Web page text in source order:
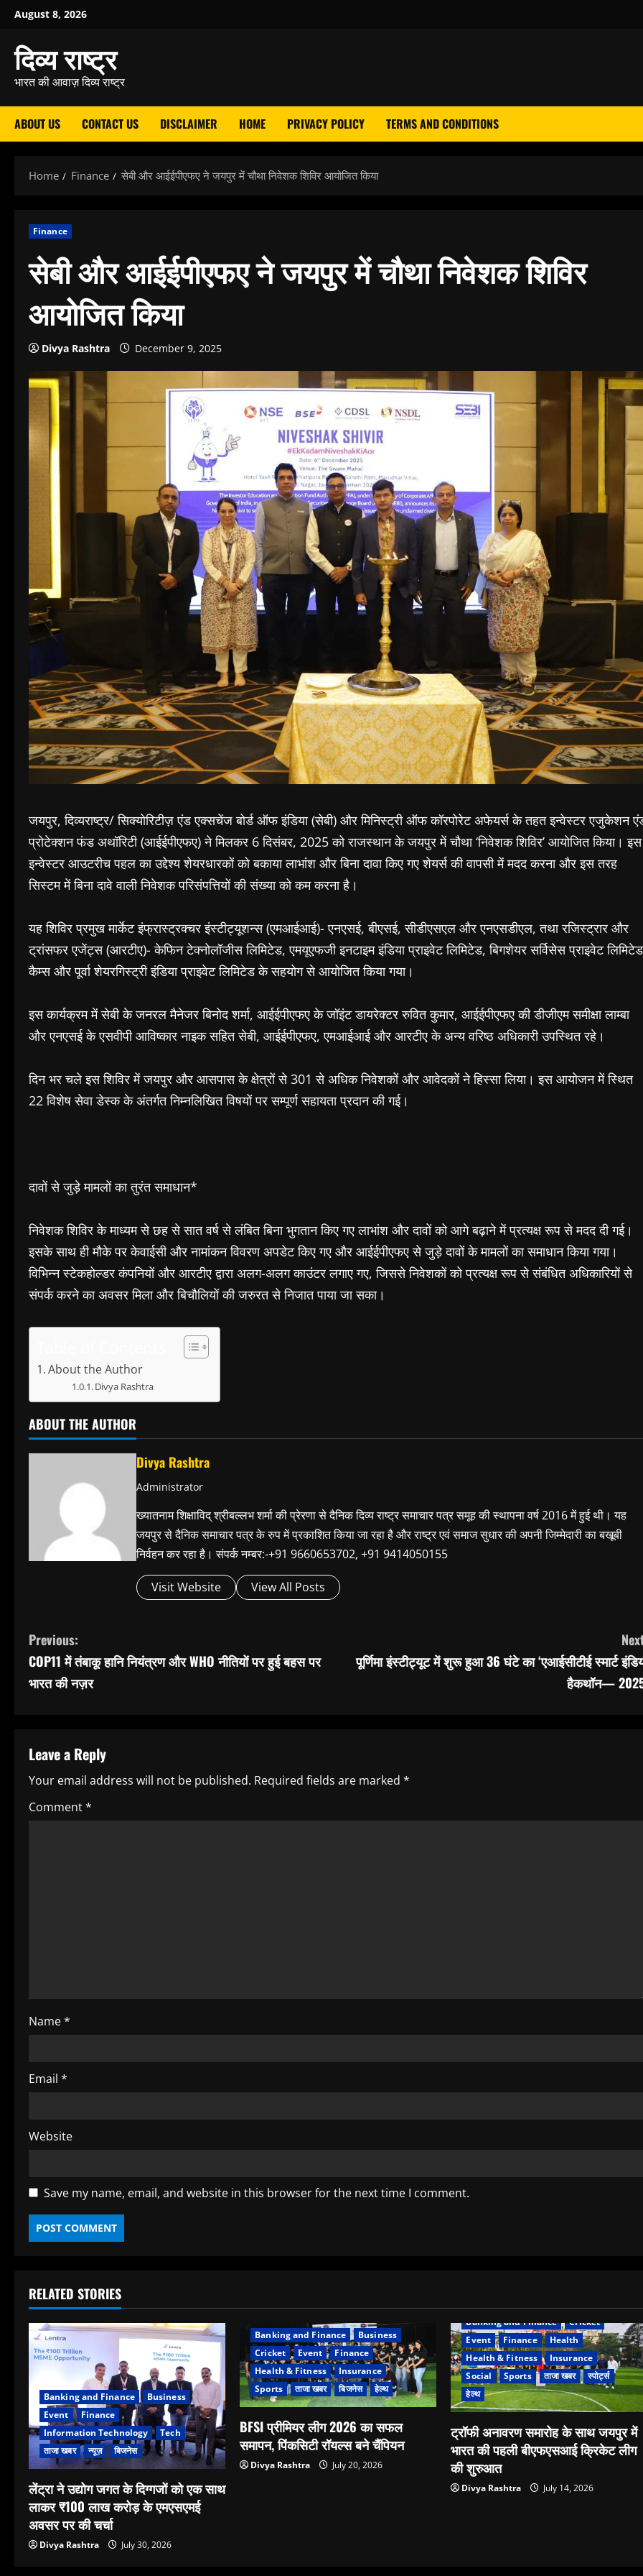
Skip
content
August 8, 2026
दिव्य राष्ट्र
भारत की आवाज़ दिव्य राष्ट्र
ABOUT US CONTACT US DISCLAIMER HOME PRIVACY POLICY TERMS AND CONDITIONS
Home Finance सेबी और आईईपीएफए ने जयपुर में चौथा निवेशक शिविर आयोजित किया
Finance
सेबी और आईईपीएफए ने जयपुर में चौथा निवेशक शिविर
आयोजित किया
Divya Rashtra December 9, 2025
जयपुर, दिव्यराष्ट्र/ सिक्योरिटीज़ एंड एक्सचेंज बोर्ड ऑफ इंडिया (सेबी) और मिनिस्ट्री ऑफ कॉरपोरेट अफेयर्स के तहत इन्वेस्टर एजुकेशन
प्रोटेक्शन फंड अथॉरिटी (आईईपीएफए) ने मिलकर 6 दिसंबर, 2025 को राजस्थान के जयपुर में चौथा ‘निवेशक शिविर’ आयोजित किया। इस
इन्वेस्टर आउटरीच पहल का उद्देश्य शेयरधारकों को बकाया लाभांश और बिना दावा किए गए शेयर्स की वापसी में मदद करना और इस तरह
सिस्टम में बिना दावे वाली निवेशक परिसंपत्तियों की संख्या को कम करना है।
यह शिविर प्रमुख मार्केट इंफ्रास्ट्रक्चर इंस्टीट्यूशन्स (एमआईआई)- एनएसई, बीएसई, सीडीएसएल और एनएसडीएल, तथा रजिस्ट्रार और
ट्रांसफर एजेंट्स (आरटीए)- केफिन टेक्नोलॉजीस लिमिटेड, एमयूएफजी इनटाइम इंडिया प्राइवेट लिमिटेड, बिगशेयर सर्विसेस प्राइवेट
कैम्स और पूर्वा शेयरगिस्ट्री इंडिया प्राइवेट लिमिटेड के सहयोग से आयोजित किया गया।
इस कार्यक्रम में सेबी के जनरल मैनेजर बिनोद शर्मा, आईईपीएफए के जॉइंट डायरेक्टर रुवित कुमार, आईईपीएफए की डीजीएम समीक्षा लाम्बा
और एनएसई के एसवीपी आविष्कार नाइक सहित सेबी, आईईपीएफए, एमआईआई और आरटीए के अन्य वरिष्ठ अधिकारी उपस्थित रहे।
दिन भर चले इस शिविर में जयपुर और आसपास के क्षेत्रों से 301 से अधिक निवेशकों और आवेदकों ने हिस्सा लिया। इस आयोजन में स्थित
22 विशेष सेवा डेस्क के अंतर्गत निम्नलिखित विषयों पर सम्पूर्ण सहायता प्रदान की गई।
दावों से जुड़े मामलों का तुरंत समाधान*
निवेशक शिविर के माध्यम से छह से सात वर्ष से लंबित बिना भुगतान किए गए लाभांश और दावों को आगे बढ़ाने में प्रत्यक्ष रूप से मदद दी गई।
इसके साथ ही मौके पर केवाईसी और नामांकन विवरण अपडेट किए गए और आईईपीएफए से जुड़े दावों के मामलों का समाधान किया गया।
विभिन्न स्टेकहोल्डर कंपनियों और आरटीए द्वारा अलग-अलग काउंटर लगाए गए, जिससे निवेशकों को प्रत्यक्ष रूप से संबंधित अधिकारियों से
संपर्क करने का अवसर मिला और बिचौलियों की जरुरत से निजात पाया जा सका।
About the Author
Divya Rashtra
ABOUT THE AUTHOR
Divya Rashtra
Administrator
ख्यातनाम शिक्षाविद् श्रीबल्लभ शर्मा की प्रेरणा से दैनिक दिव्य राष्ट्र समाचार पत्र समूह की स्थापना वर्ष 2016 में हुई थी। यह
जयपुर से दैनिक समाचार पत्र के रुप में प्रकाशित किया जा रहा है और राष्ट्र एवं समाज सुधार की अपनी जिम्मेदारी का बखूबी
निर्वहन कर रहा है। संपर्क नम्बर:-+91 9660653702, +91 9414050155
Visit Website View All Posts
C
o
i
n
u
i
n
g
Previous:
COP11 में तंबाकू हानि नियंत्रण और WHO नीतियों पर हुई बहस पर
भारत की नज़र
पूर्णिमा इंस्टीट्यूट में शुरू हुआ 36 घंटे का ‘एआईसीटीई स्मार्ट
हैकथॉन—
Leave a Reply
Your email address will not be published. Required fields are marked *
Comment*
Name*
Email *
Website
Save my name, email, and website in this browser for the next time I comment.
RELATED STORIES
Banking and Finance
Business
Event
Finance
Information Technology
Tech
ताजा खबर
न्यूज़ बिजनेस
लेंट्रा ने उद्योग जगत के दिग्गजों को एक साथ
लाकर ₹100 लाख करोड़ के एमएसएमई
अवसर पर की चर्चा
Divya Rashtra July 30, 2026
Banking and Finance
Business
Cricket
Event
Finance
Health & Fitness
Insurance
Sports
ताजा खबर बिजनेस हेल्थ
BFSI प्रीमियर लीग 2026 का सफल
समापन, पिंकसिटी रॉयल्स बने चैंपियन
Divya Rashtra July 20, 2026
Banking and Finance
Cricket
Event
Finance
Health
Health & Fitness
Insurance
Social
Sports ताजा खबर
स्पोर्ट्स
हेल्थ
ट्रॉफी अनावरण समारोह के साथ जयपुर में
भारत की पहली बीएफएसआई क्रिकेट लीग
की शुरुआत
Divya Rashtra July 14, 2026